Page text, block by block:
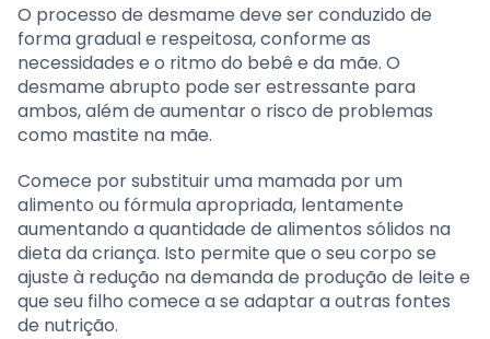
O processo de desmame deve ser conduzido de
forma gradual e respeitosa, conforme as
necessidades e o ritmo do bebê e da mãe. O
desmame abrupto pode ser estressante para
ambos, além de aumentar o risco de problemas
como mastite na mãe.
Comece por substituir uma mamada por um
alimento ou fórmula apropriada, lentamente
aumentando a quantidade de alimentos sólidos na
dieta da criança. Isto permite que o seu corpo se
ajuste à redução na demanda de produção de leite e
que seu filho comece a se adaptar a outras fontes
de nutrição.